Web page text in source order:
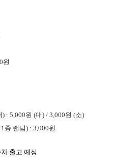
원
) : 5,000원 (대) / 3,000원 (소)
1종 랜덤) : 3,000원
출고 예정